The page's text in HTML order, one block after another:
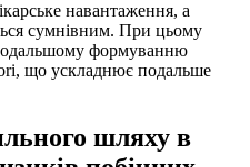
навантаження, а
сумнівним. При цьому
формуванню
що ускладнює подальше
шляху в